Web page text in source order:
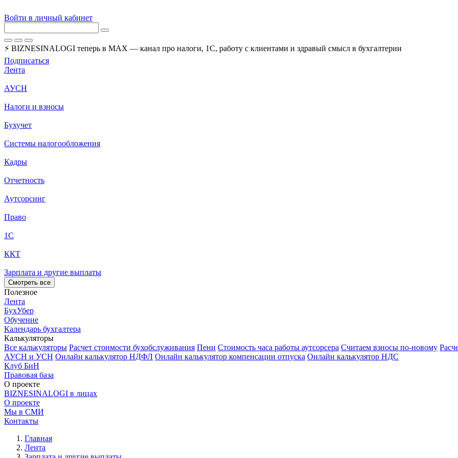
Войти в личный кабинет
⚡ BIZNESINALOGI теперь в MAX — канал про налоги, 1С, работу с клиентами и здравый смысл в бухгалтерии
Подписаться
Лента
АУСН
Налоги и взносы
Бухучет
Системы налогообложения
Кадры
Отчетность
Аутсорсинг
Право
1С
ККТ
Зарплата и другие выплаты
Смотреть все
Полезное
Лента
БухУбер
Обучение
Календарь бухгалтера
Калькуляторы
Все калькуляторы Расчет стоимости бухобслуживания Пени Стоимость часа работы аутсорсера Считаем взносы по-новому
АУСН и УСН Онлайн калькулятор НДФЛ Онлайн калькулятор компенсации отпуска Онлайн калькулятор НДС
Клуб БиН
Правовая база
О проекте
BIZNESINALOGI в лицах
О проекте
Мы в СМИ
Контакты
Главная
Лента